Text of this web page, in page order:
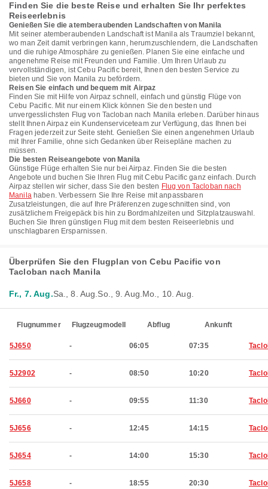
Finden Sie die beste Reise und erhalten Sie Ihr perfektes
Reiseerlebnis
Genießen Sie die atemberaubenden Landschaften von Manila
Mit seiner atemberaubenden Landschaft ist Manila als Traumziel bekannt,
wo man Zeit damit verbringen kann, herumzuschlendern, die Landschaften
und die ruhige Atmosphäre zu genießen. Planen Sie eine einfache und
angenehme Reise mit Freunden und Familie. Um Ihren Urlaub zu
vervollständigen, ist Cebu Pacific bereit, Ihnen den besten Service zu
bieten und Sie von Manila zu befördern.
Reisen Sie einfach und bequem mit Airpaz
Finden Sie mit Hilfe von Airpaz schnell, einfach und günstig Flüge von
Cebu Pacific. Mit nur einem Klick können Sie den besten und
unvergesslichsten Flug von Tacloban nach Manila erleben. Darüber hinaus
stellt Ihnen Airpaz ein Kundenserviceteam zur Verfügung, das Ihnen bei
Fragen jederzeit zur Seite steht. Genießen Sie einen angenehmen Urlaub
mit Ihrer Familie, ohne sich Gedanken über Reisepläne machen zu
müssen.
Die besten Reiseangebote von Manila
Günstige Flüge erhalten Sie nur bei Airpaz. Finden Sie die besten
Angebote und buchen Sie Ihren Flug mit Cebu Pacific ganz einfach. Durch
Airpaz stellen wir sicher, dass Sie den besten Flug von Tacloban nach
Manilahaben. Verbessern Sie Ihre Reise mit anpassbaren
Zusatzleistungen, die auf Ihre Präferenzen zugeschnitten sind, von
zusätzlichem Freigepäck bis hin zu Bordmahlzeiten und Sitzplatzauswahl.
Buchen Sie Ihren günstigen Flug mit dem besten Reiseerlebnis und
unschlagbaren Ersparnissen.
Überprüfen Sie den Flugplan von Cebu Pacific von
Tacloban nach Manila
Fr., 7. Aug.Sa., 8. Aug. So., 9. Aug. Mo., 10. Aug.
Flugnummer Flugzeugmodell Abflug Ankunft
5J650 - 06:05 07:35
5J2902 - 08:50 10:20
5J660 - 09:55 11:30
5J656 - 12:45 14:15
5J654 - 14:00 15:30
5J658 - 18:55 20:30